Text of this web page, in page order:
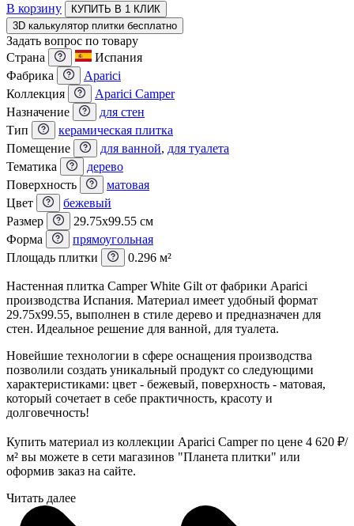
В корзину
КУПИТЬ В 1 КЛИК
3D калькулятор плитки бесплатно
Задать вопрос по товару
Страна
Испания
Фабрика
Aparici
Коллекция
Aparici Camper
Назначение
для стен
Тип
керамическая плитка
Помещение
для ванной, для туалета
Тематика
дерево
Поверхность
матовая
Цвет
бежевый
Размер
29.75x99.55 см
Форма
прямоугольная
Площадь плитки
0.296 м²
Настенная плитка Camper White Gilt от фабрики Aparici
производства Испания. Материал имеет удобный формат
29.75x99.55, выполнен в стиле дерево и предназначен для
стен. Идеальное решение для ванной, для туалета.
Новейшие технологии в сфере оснащения производства
позволили создать уникальный продукт со следующими
характеристиками: цвет - бежевый, поверхность - матовая,
который сочетает в себе практичность, красоту и
долговечность!
Купить материал из коллекции Aparici Camper по цене 4 620 ₽/
м² вы можете в сети магазинов "Планета плитки" или
оформив заказ на сайте.
Читать далее